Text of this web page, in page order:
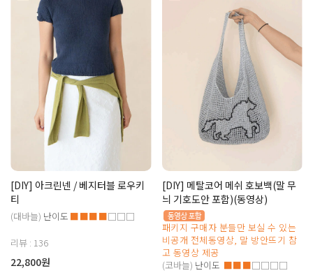
[DIY] 아크린넨 / 베지터블 로우키
티
(대바늘) 난이도 ■■■■□□□
리뷰 : 136
22,800원
[DIY] 메탈코어 메쉬 호보백(말 무
늬 기호도안 포함)(동영상)
패키지 구매자 분들만 보실 수 있는
비공개 전체동영상, 말 방안뜨기 참
고 동영상 제공
(코바늘) 난이도 ■■■□□□□